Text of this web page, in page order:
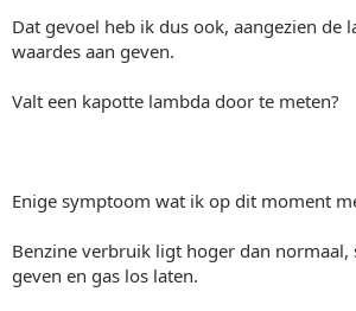
Dat gevoel heb ik dus ook, aangezien de
waardes aan geven.
Valt een kapotte lambda door te meten?
Enige symptoom wat ik op dit moment
Benzine verbruik ligt hoger dan normaal,
geven en gas los laten.